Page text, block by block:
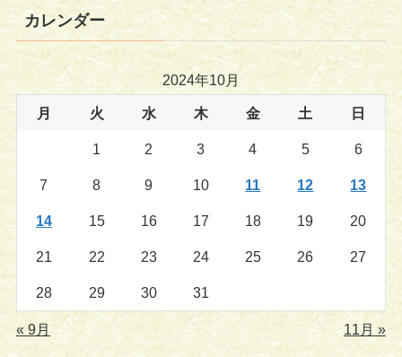
カレンダー
2024年10月
月 火 水 木 金 土 日
1 2 3 4 5 6
7 8 9 10 11 12 13
14 15 16 17 18 19 20
21 22 23 24 25 26 27
28 29 30 31
« 9月 11月 »